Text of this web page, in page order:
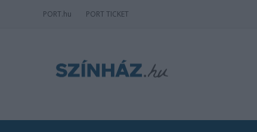
PORT.hu PORT TICKET